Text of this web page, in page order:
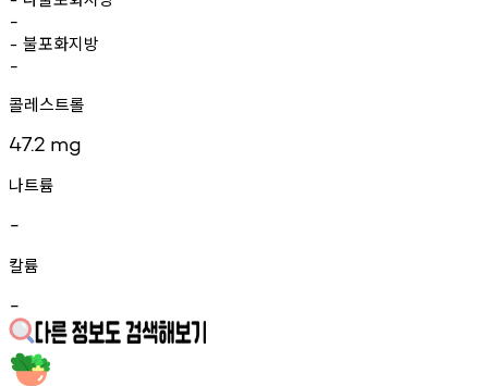
-
- 불포화지방
-
콜레스트롤
47.2 mg
나트륨
-
칼륨
-